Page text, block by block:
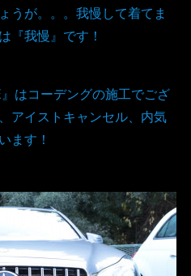
うが。。。我慢して着てま
『我慢』です！
はコーデングの施工でござ
アイストキャンセル、内気
ます！